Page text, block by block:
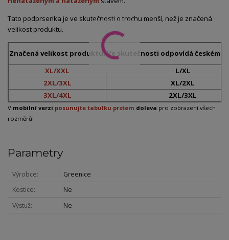
Tato podprsenka je ve skutečnosti o trochu menší, než je značená
velikost produktu.
Značená velikost produktu:Ve skutečnosti odpovídá českému
XL/XXL
L/XL
2XL/3XL
XL/2XL
3XL/4XL
2XL/3XL
V mobilní verzi posunujte tabulku prstem doleva pro zobrazení všech
rozměrů!
Parametry
Výrobce
Greenice
Kostice
Ne
Výstuž
Ne